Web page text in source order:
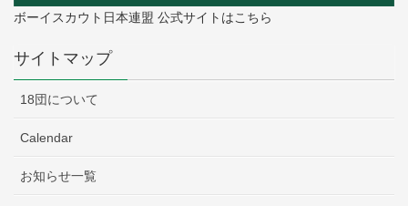
ボーイスカウト日本連盟 公式サイトはこちら
サイトマップ
18団について
Calendar
お知らせ一覧